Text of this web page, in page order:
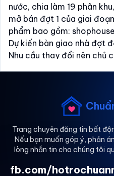
nước, chia làm 19 phân
mở bán đợt 1 của giai
phẩm bao gồm:
Dự kiến bàn giao nhà đợt
Nhu cầu thay đổi nên chủ
Diện tích nhà: ngang 6m
Kết cấu: 4 tầng, nhà 2
14m
Hướng nhà: Đông Nam
Hiện trạng bàn giao: hoàn
Trang chuyên đăng tin bất
Nếu bạn muốn góp ý, phản
lòng nhắn tin cho chúng tôi
fb.com/